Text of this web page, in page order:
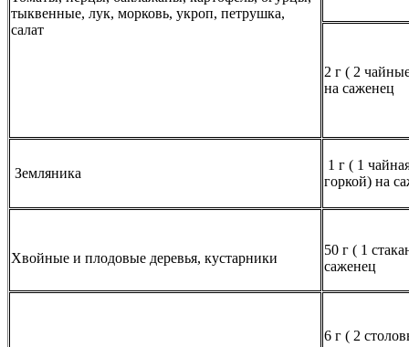
тыквенные, лук, морковь, укроп, петрушка,
салат
2 г ( 2
на саженец
Земляника
1 г ( 1
горкой) на
Хвойные и плодовые деревья, кустарники
50 г ( 1
саженец
6 г ( 2